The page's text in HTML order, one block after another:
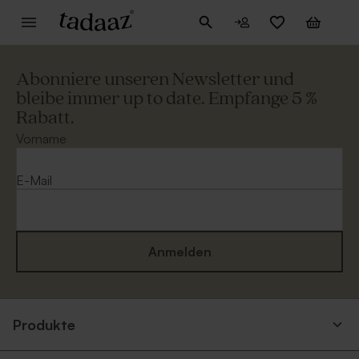
Abonniere unseren Newsletter und
bleibe immer up to date. Empfange 5 %
Rabatt.
Vorname
E-Mail
Anmelden
Produkte